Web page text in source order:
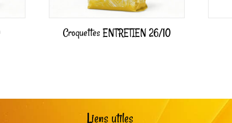
Croquettes ENTRETIEN 26/10
Liens utiles